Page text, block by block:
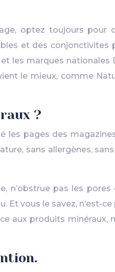
optez toujours
et des
les marques
le mieux, comme
?
les pages des
sans allergènes,
n’obstrue pas les
vous le savez, n’est-
aux produits